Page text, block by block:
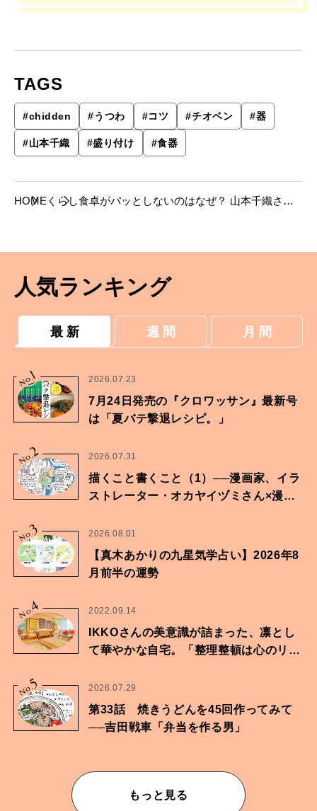
TAGS
#chidden #うつわ #コツ #チオベン #器
#山本千織 #盛り付け #食器
HOME くらし食卓がパッとしないのはなぜ？ 山本千織さん
人気ランキング
最 新 週 間 月 間
No.
1 2026.07.23
7月24日発売の『クロワッサン』最新号
は「夏バテ撃退レシピ。」
No.2 2026.07.31
描くこと書くこと（1）──漫画家、イラ
ストレーター・オカヤイヅミさん×漫画
No.
3 2026.08.01
【真木あかりの九星気学占い】2026年8
月前半の運勢
No.
4 2022.09.14
IKKOさんの美意識が詰まった、凛とし
て華やかな自宅。「整理整頓は心のリズ
No.
5 2026.07.29
第33話 焼きうどんを45回作ってみて
──吉田戦車「弁当を作る男」
もっと見る